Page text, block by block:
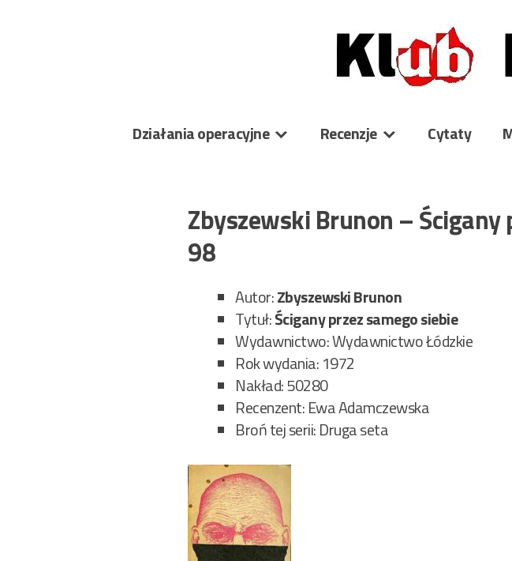
Działania operacyjne Recenzje Cytaty
Zbyszewski Brunon –
98
Autor:Zbyszewski Brunon
Tytuł:Ścigany przez samego siebie
Wydawnictwo: Wydawnictwo Łódzkie
Rok wydania: 1972
Nakład: 50280
Recenzent: Ewa Adamczewska
Broń tej serii: Druga seta